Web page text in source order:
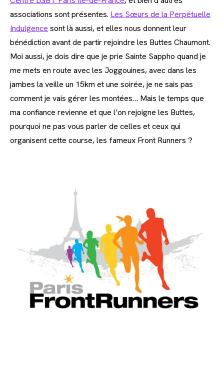
associations sont présentes. Les Sœurs de la Perpétuelle
Indulgence sont là aussi, et elles nous donnent leur
bénédiction avant de partir rejoindre les Buttes Chaumont.
Moi aussi, je dois dire que je prie Sainte Sappho quand je
me mets en route avec les Joggouines, avec dans les
jambes la veille un 15km et une soirée, je ne sais pas
comment je vais gérer les montées… Mais le temps que
ma confiance revienne et que l’on rejoigne les Buttes,
pourquoi ne pas vous parler de celles et ceux qui
organisent cette course, les fameux Front Runners ?